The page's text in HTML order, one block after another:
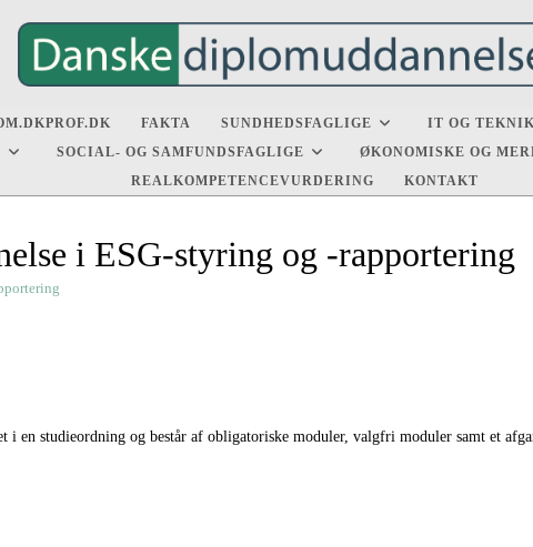
FAKTA SUNDHEDSFAGLIGE IT OG TEKNIK
SOCIAL- OG SAMFUNDSFAGLIGE ØKONOMISKE OG
REALKOMPETENCEVURDERING
KONTAKT
i ESG-styring og -rapportering
i en studieordning og består af obligatoriske moduler, valgfri moduler samt et